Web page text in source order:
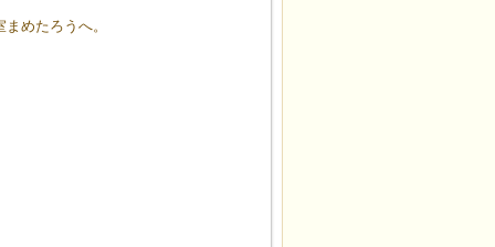
めたろうへ。